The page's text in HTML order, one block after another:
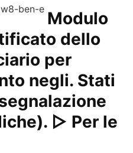
Modulo
dello
per
negli. Stati
▷ Per le